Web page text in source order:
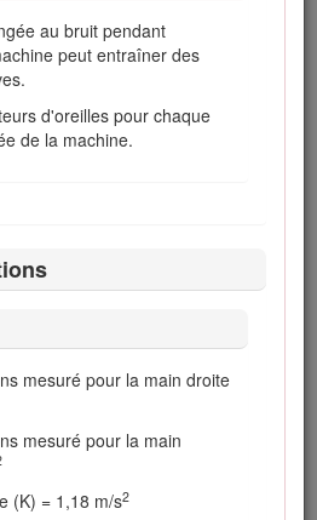
au bruit pendant
peut entraîner des
d'oreilles pour chaque
de la machine.
mesuré pour la main droite
mesuré pour la main
(K) = 1,18 m/s2
la section 4442, en bon état de
soit construit, équipé et
incendies.
les mains ou les pieds et
toujours toutes les
éviter des blessures graves.
à d'autres fins que celle qui
pour vous-même et